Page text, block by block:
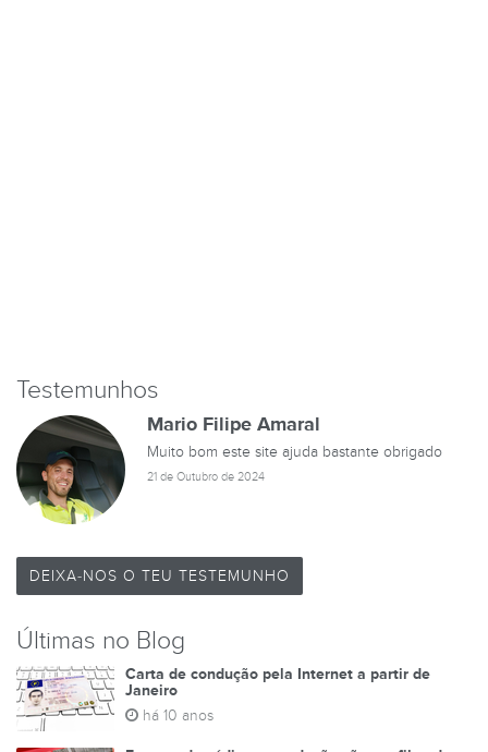
Testemunhos
Mario Filipe Amaral
Muito bom este site ajuda bastante obrigado
21 de Outubro de 2024
DEIXA-NOS O TEU TESTEMUNHO
Últimas no Blog
Carta de condução pela Internet a partir de
Janeiro
há 10 anos